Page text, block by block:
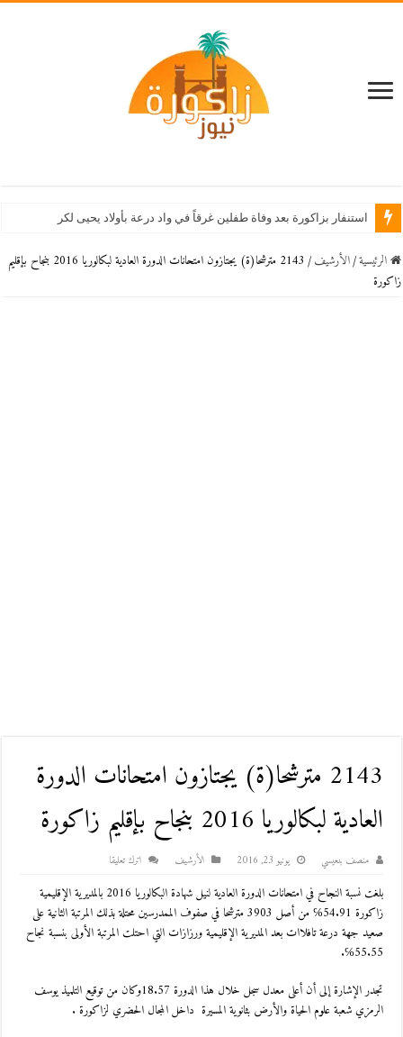
استنفار بزاكورة بعد وفاة طفلين غرقاً في واد درعة بأولاد يحيى لكراير
الرئيسية / اﻷرشيف /
2143 مترشحا(ة) يجتازون امتحانات الدورة العادية لبكالوريا 2016 بنجاح بإقليم
زاكورة
2143 مترشحا(ة) يجتازون امتحانات الدورة
العادية لبكالوريا 2016 بنجاح بإقليم زاكورة
منصف بنعيسي يونيو 23, 2016 اﻷرشيف اترك تعليقا
بلغت نسبة النجاح في امتحانات الدورة العادية لنيل شهادة البكالوريا 2016 بالمديرية الإقليمية
زاكورة 54.91℅ من أصل 3903 مترشحا في صفوف الممدرسين محتلة بذلك المرتبة الثانية على
صعيد جهة درعة تافلاات بعد المديرية الإقليمية ورزازات التي احتلت المرتبة الأولى بنسبة نجاح
55.55℅.
تجدر الإشارة إلى أن أعلى معدل سجل خلال هذا الدورة 18.57وكان من توقيع التلميذ يوسف
الرمزي شعبة علوم الحياة والأرض بثانوية المسيرة داخل المجال الحضري لزاكورة .